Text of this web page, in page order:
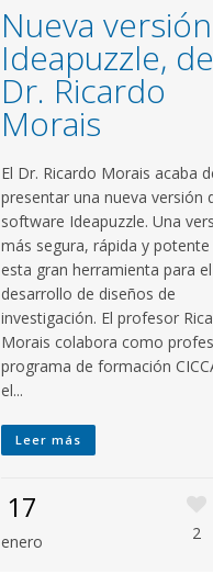
Nueva
Ideapuzzle,
Dr. Ricardo
Morais
El Dr. Ricardo Morais acaba
presentar una nueva versión
software Ideapuzzle. Una
más segura, rápida y potente
esta gran herramienta para el
desarrollo de diseños de
investigación. El profesor
Morais colabora como
programa de formación
el...
Leer más
17
enero 2